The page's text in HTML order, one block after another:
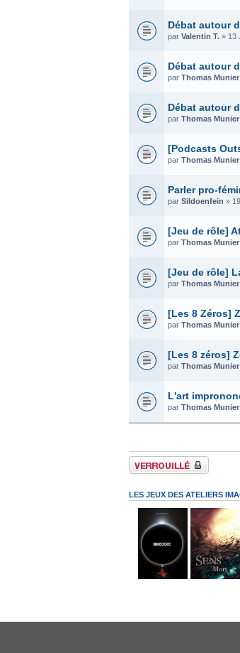
Débat autour
par Valentin T. » 13
Débat autour
par Thomas Munier
Débat autour
par Thomas Munier
[Podcasts
par Thomas Munier
Parler pro-
par Sildoenfein »
[Jeu de rôle]
par Thomas Munier
[Jeu de rôle]
par Thomas Munier
[Les 8 Zéros]
par Thomas Munier
[Les 8 zéros]
par Thomas Munier
L'art
par Thomas Munier
Forum verrouillé
LES JEUX DES ATELIERS